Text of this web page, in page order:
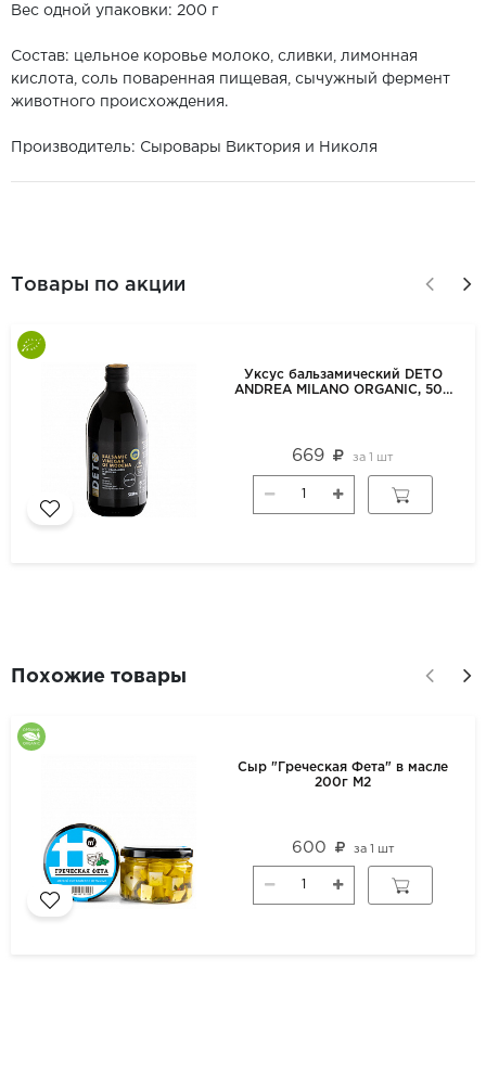
Вес одной упаковки: 200 г
Состав: цельное коровье молоко, сливки, лимонная
кислота, соль поваренная пищевая, сычужный фермент
животного происхождения.
Производитель: Сыровары Виктория и Николя
Товары по акции
Уксус бальзамический DETO
ANDREA MILANO ORGANIC, 500
669 за 1 шт
Похожие товары
Сыр "Греческая Фета" в масле
200г М2
600 за 1 шт